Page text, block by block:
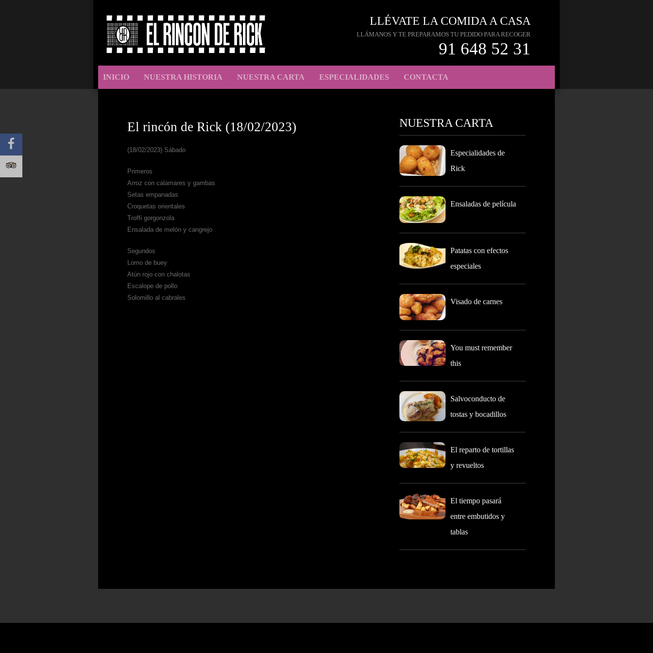
LLÉVATE LA COMIDA A CASA
LLÁMANOS Y TE PREPARAMOS TU PEDIDO PARA RECOGER
91 648 52 31
INICIO NUESTRA HISTORIA NUESTRA CARTA ESPECIALIDADES CONTACTA
El rincón de Rick (18/02/2023)
(18/02/2023) Sábado
Primeros
Arroz con calamares y gambas
Setas empanadas
Croquetas orientales
Troffi gorgonzola
Ensalada de melón y cangrejo
Segundos
Lomo de buey
Atún rojo con chalotas
Escalope de pollo
Solomillo al cabrales
NUESTRA CARTA
Especialidades de
Rick
Ensaladas de película
Patatas con efectos
especiales
Visado de carnes
You must remember
this
Salvoconducto de
tostas y bocadillos
El reparto de tortillas
y revueltos
El tiempo pasará
entre embutidos y
tablas